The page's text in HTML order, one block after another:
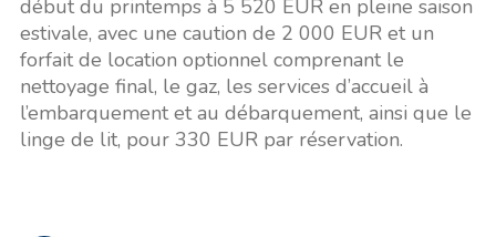
début du printemps à 5 520 EUR en pleine saison
estivale, avec une caution de 2 000 EUR et un
forfait de location optionnel comprenant le
nettoyage final, le gaz, les services d’accueil à
l’embarquement et au débarquement, ainsi que le
linge de lit, pour 330 EUR par réservation.